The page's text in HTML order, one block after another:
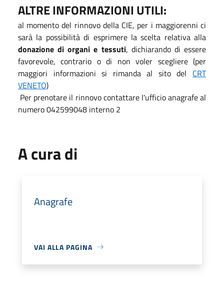
ALTRE INFORMAZIONI UTILI:
al momento del rinnovo della CIE, per i maggiorenni ci
sarà la possibilità di esprimere la scelta relativa alla
donazione di organi e tessuti, dichiarando di essere
favorevole, contrario o di non voler scegliere (per
maggiori informazioni si rimanda al sito del CRT
VENETO)
Per prenotare il rinnovo contattare l'ufficio anagrafe al
numero 042599048 interno 2
A cura di
Anagrafe
VAI ALLA PAGINA